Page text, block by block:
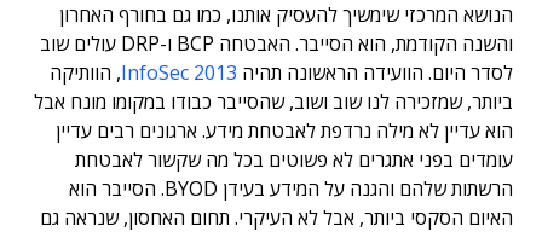
הנושא המרכזי שימשיך להעסיק אותנו, כמו גם בחורף האחרון
והשנה הקודמת, הוא הסייבר. האבטחה BCP ו-DRP עולים שוב
לסדר היום. הוועידה הראשונה תהיה InfoSec 2013, הוותיקה
ביותר, שמזכירה לנו שוב ושוב, שהסייבר כבודו במקומו מונח אבל
הוא עדיין לא מילה נרדפת לאבטחת מידע. ארגונים רבים עדיין
עומדים בפני אתגרים לא פשוטים בכל מה שקשור לאבטחת
הרשתות שלהם והגנה על המידע בעידן BYOD. הסייבר הוא
האיום הסקסי ביותר, אבל לא העיקרי. תחום האחסון, שנראה גם